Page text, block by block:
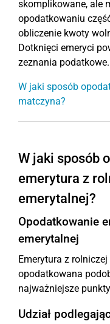
skomplikowane, ale
opodatkowaniu
obliczenie kwoty
Dotknięci emeryci
zeznania podatkowe.
W jaki sposób
matczyna?
W jaki sposób
emerytura z
emerytalnej?
Opodatkowanie
emerytalnej
Emerytura z
opodatkowana
najważniejsze
Udział